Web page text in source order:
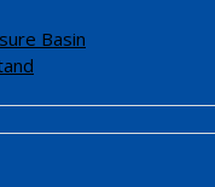
Basin